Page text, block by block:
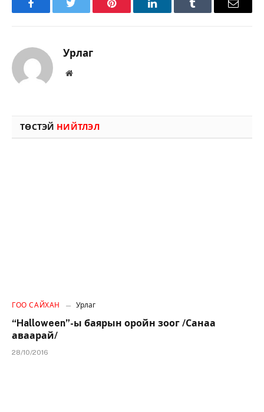
FacebookTwitter Pinterest LinkedInTumblr Имэйл
Урлаг
Вэбсайт
ТӨСТЭЙ НИЙТЛЭЛ
ГОО САЙХАН Урлаг
“Halloween”-ы баярын оройн зоог /Санаа
аваарай/
28/10/2016